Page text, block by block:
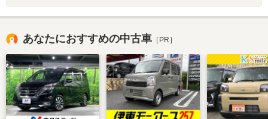
あなたにおすすめの中古車 ［PR］